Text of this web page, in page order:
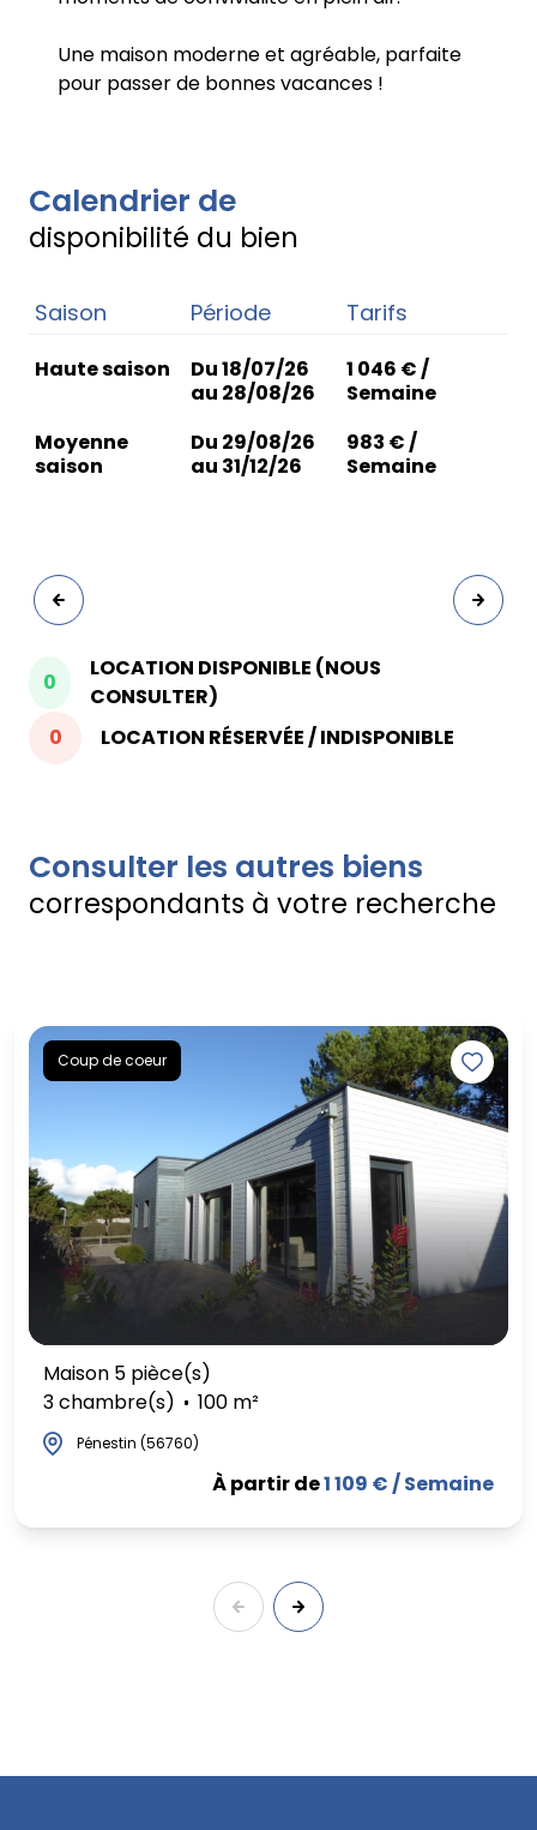
Une maison moderne et agréable, parfaite
pour passer de bonnes vacances !
Calendrier de
disponibilité du bien
Saison Période Tarifs
Haute saison
Du 18/07/26
au 28/08/26
1 046 € /
Semaine
Moyenne
saison
Du 29/08/26
au 31/12/26
983 € /
Semaine
0
LOCATION DISPONIBLE (NOUS
CONSULTER)
0
LOCATION RÉSERVÉE / INDISPONIBLE
Consulter les autres biens
correspondants à votre recherche
Coup de coeur
Maison 5 pièce(s)
3 chambre(s)
100 m²
Pénestin (56760)
À partir de1 109 € / Semaine